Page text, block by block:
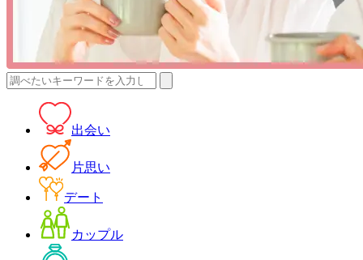
検
出会い
片思い
デート
カップル